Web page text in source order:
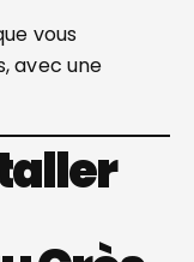
vous
avec une